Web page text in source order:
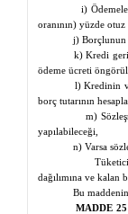
i)
oranının) yüzde otuz
j) Borçlunun
k) Kredi geri
ödeme ücreti
l) Kredinin
borç tutarının
m)
yapılabileceği,
n) Varsa
dağılımına ve kalan
Bu
MADDE